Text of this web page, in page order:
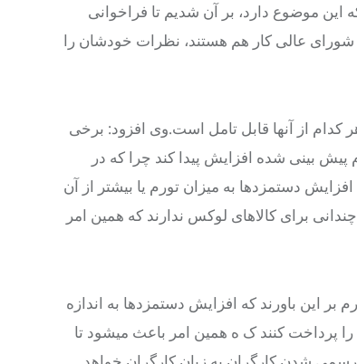
این موضوع دارد، بر آن شدیم تا فراخوانی
عالی کار هم هستند، نظرات خودشان را
کدام از آنها قابل تامل است.وی افزود: برخی
پیش بینی شده افزایش پیدا کند چرا که در
دستمزدها به میزان تورم یا بیشتر از آن
برای کالاهای لوکس ندارند که همین امر
این باورند که افزایش دستمزدها به اندازه
را پرداخت کنند ک ه همین امر باعث میشود تا